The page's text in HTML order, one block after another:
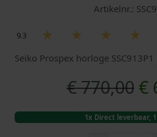
Artikelnr.:
9.3
Seiko Prospex horloge
€770,00 O
o
€
1x Direct leverbaar,